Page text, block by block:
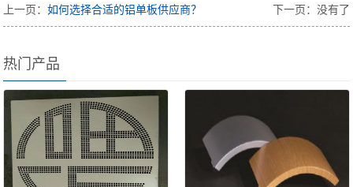
上一页：如何选择合适的铝单板供应商？ 下一页：没有了
热门产品